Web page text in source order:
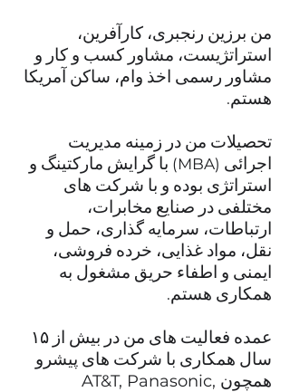
من برزین رنجبری، کارآفرین،
استراتژیست، مشاور کسب و کار و
مشاور رسمی اخذ وام، ساکن آمریکا
هستم.
تحصیلات من در زمینه مدیریت
اجرائی (MBA)
با گرایش مارکتینگ و
استراتژی بوده و با شرکت های
مختلفی در صنایع مخابرات،
ارتباطات، سرمایه گذاری، حمل و
نقل، مواد غذایی، خرده فروشی،
ایمنی و اطفاء حریق مشغول به
همکاری هستم.
عمده فعالیت های من در بیش از ۱۵
سال همکاری با شرکت های پیشرو
همچون AT&T, Panasonic,